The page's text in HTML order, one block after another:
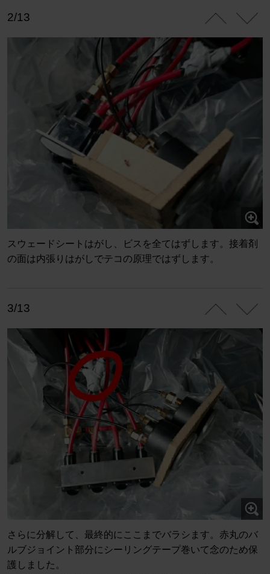
2/13
スウェードシートはがし、ビスを全てはずします。接着剤
の面は内張りはがしでテコの原理ではずします。
3/13
さらに分解して、最終的にここまでバラシます。赤丸のバ
ルブジョイント部分にシーリングテープ巻いて念のため保
護しました。